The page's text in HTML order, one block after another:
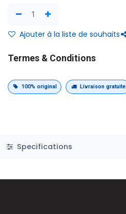
Ajouter à la liste de souhaits
Termes & Conditions
100% original Livraison gratuite
Specifications